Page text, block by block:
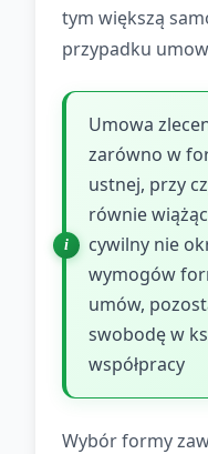
tym większą
przypadku
Umowa
zarówno w
ustnej, przy
równie
cywilny nie
wymogów
umów,
swobodę w
współpracy
Wybór formy